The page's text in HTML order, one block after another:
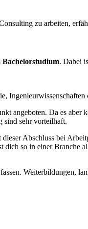
zu arbeiten,
Bachelorstudium. Dabei
angeboten. Da es aber
sind sehr vorteilhaft.
Abschluss bei
dich so in einer Branche
Weiterbildungen,